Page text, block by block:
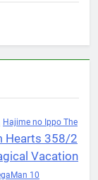
Hajime no Ippo The
Hearts 358/2
Vacation
10